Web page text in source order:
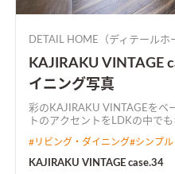
DETAIL HOME（ディテールホ
KAJIRAKU VINTAGE
イニング写真
彩のKAJIRAKU VINTAGEをベースにヒ
トのアクセントをLDKの中で
広々とした空間に仕上がりまし
#リビング・ダイニング#シンプ
KAJIRAKU VINTAGE case.34